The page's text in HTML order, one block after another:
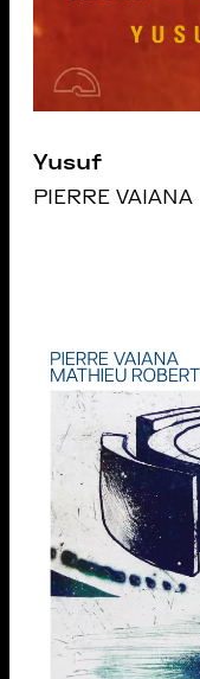
Yusuf
PIERRE VAIANA